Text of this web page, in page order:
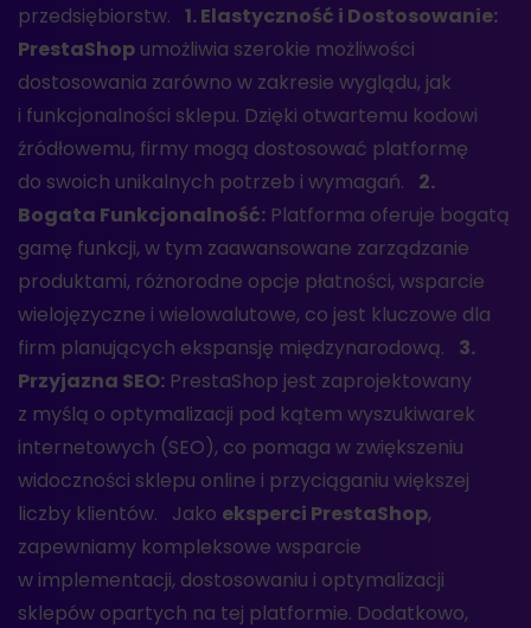
przedsiębiorstw. 1. Elastyczność i Dostosowanie:
PrestaShop umożliwia szerokie możliwości
dostosowania zarówno w zakresie wyglądu, jak
i funkcjonalności sklepu. Dzięki otwartemu kodowi
źródłowemu, firmy mogą dostosować platformę
do swoich unikalnych potrzeb i wymagań. 2.
Bogata Funkcjonalność: Platforma oferuje bogatą
gamę funkcji, w tym zaawansowane zarządzanie
produktami, różnorodne opcje płatności, wsparcie
wielojęzyczne i wielowalutowe, co jest kluczowe dla
firm planujących ekspansję międzynarodową. 3.
Przyjazna SEO: PrestaShop jest zaprojektowany
z myślą o optymalizacji pod kątem wyszukiwarek
internetowych (SEO), co pomaga w zwiększeniu
widoczności sklepu online i przyciąganiu większej
liczby klientów. Jako eksperci PrestaShop,
zapewniamy kompleksowe wsparcie
w implementacji, dostosowaniu i optymalizacji
sklepów opartych na tej platformie. Dodatkowo,